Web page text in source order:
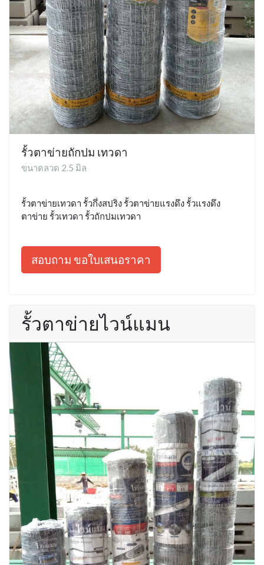
รั้วตาข่ายถักปม เทวดา
ขนาดลวด 2.5 มิล
รั้วตาข่ายเทวดา รั้วกึ่งสปริง รั้วตาข่ายแรงดึง รั้วแรงดึง
ตาข่าย รั้วเทวดา รั้วถักปมเทวดา
สอบถาม ขอใบเสนอราคา
รั้วตาข่ายไวน์แมน